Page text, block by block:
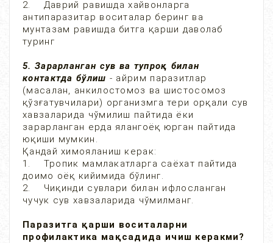
2. Даврий равишда хайвонларга
антипаразитар воситалар беринг ва
мунтазам равишда битга қарши даволаб
туринг
5. Зарарланган сув ва тупроқ билан
контактда бўлиш - айрим паразитлар
(масалан, анкилостомоз ва шистосомоз
қўзғатувчилари) организмга тери орқали сув
хавзаларида чўмилиш пайтида ёки
зарарланган ерда ялангоёқ юрган пайтида
юқиши мумкин.
Қандай химояланиш керак:
1. Тропик мамлакатларга саёхат пайтида
доимо оёқ кийимида бўлинг.
2. Чиқинди сувлари билан ифлосланган
чучук сув хавзаларида чўмилманг.
Паразитга қарши воситаларни
профилактика мақсадида ичиш керакми?